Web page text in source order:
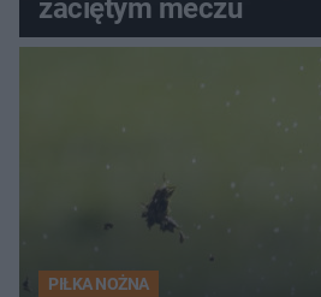
zaciętym meczu
PIŁKA NOŻNA